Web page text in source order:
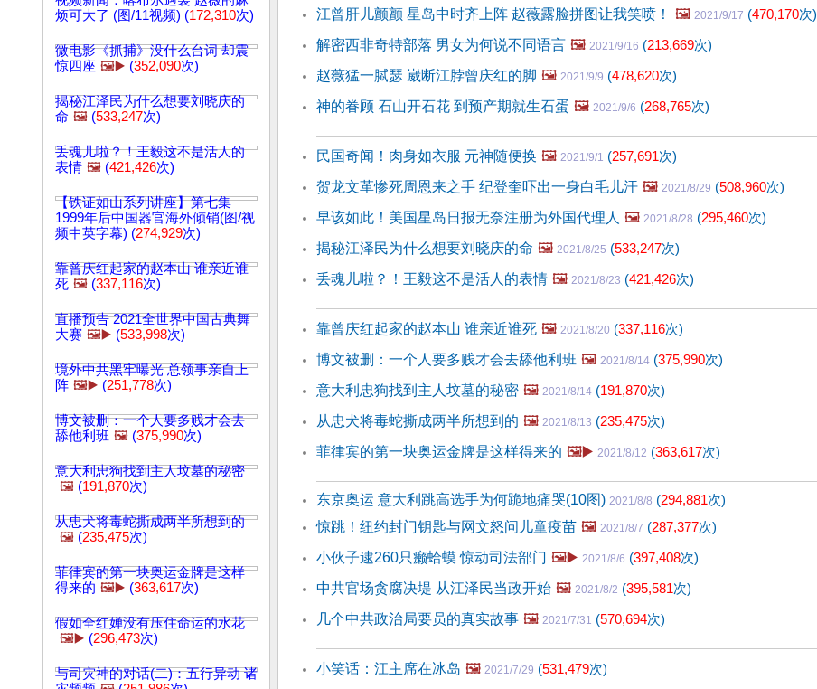
烦可大了 (图/11视频) (172,310次)
微电影《抓捕》没什么台词 却震
惊四座 🖼️▶️ (352,090次)
揭秘江泽民为什么想要刘晓庆的
命 🖼️ (533,247次)
丢魂儿啦？！王毅这不是活人的
表情 🖼️ (421,426次)
【铁证如山系列讲座】第七集
1999年后中国器官海外倾销(图/视
频中英字幕) (274,929次)
靠曾庆红起家的赵本山 谁亲近谁
死 🖼️ (337,116次)
直播预告 2021全世界中国古典舞
大赛 🖼️▶️ (533,998次)
境外中共黑牢曝光 总领事亲自上
阵 🖼️▶️ (251,778次)
博文被删：一个人要多贱才会去
舔他利班 🖼️ (375,990次)
意大利忠狗找到主人坟墓的秘密
🖼️ (191,870次)
从忠犬将毒蛇撕成两半所想到的
🖼️ (235,475次)
菲律宾的第一块奥运金牌是这样
得来的 🖼️▶️ (363,617次)
假如全红婵没有压住命运的水花
🖼️▶️ (296,473次)
与司灾神的对话(二)：五行异动 诸
江曾肝儿颤颤 星岛中时齐上阵 赵薇露脸拼图让我笑喷！
🖼️ 2021/9/17 (470,170次)
解密西非奇特部落 男女为何说不同语言 🖼️ 2021/9/16 (213,669次)
赵薇猛一脦瑟 崴断江脖曾庆红的脚 🖼️ 2021/9/9 (478,620次)
神的眷顾 石山开石花 到预产期就生石蛋 🖼️ 2021/9/6 (268,765次)
民国奇闻！肉身如衣服 元神随便换 🖼️ 2021/9/1 (257,691次)
贺龙文革惨死周恩来之手 纪登奎吓出一身白毛儿汗 🖼️ 2021/8/29 (508,960次)
早该如此！美国星岛日报无奈注册为外国代理人 🖼️ 2021/8/28 (295,460次)
揭秘江泽民为什么想要刘晓庆的命 🖼️ 2021/8/25 (533,247次)
丢魂儿啦？！王毅这不是活人的表情 🖼️ 2021/8/23 (421,426次)
靠曾庆红起家的赵本山 谁亲近谁死 🖼️ 2021/8/20 (337,116次)
博文被删：一个人要多贱才会去舔他利班 🖼️ 2021/8/14 (375,990次)
意大利忠狗找到主人坟墓的秘密 🖼️ 2021/8/14 (191,870次)
从忠犬将毒蛇撕成两半所想到的 🖼️ 2021/8/13 (235,475次)
菲律宾的第一块奥运金牌是这样得来的 🖼️▶️ 2021/8/12 (363,617次)
东京奥运 意大利跳高选手为何跪地痛哭(10图) 2021/8/8 (294,881次)
惊跳！纽约封门钥匙与网文怒问儿童疫苗 🖼️ 2021/8/7 (287,377次)
小伙子逮260只癞蛤蟆 惊动司法部门 🖼️▶️ 2021/8/6 (397,408次)
中共官场贪腐决堤 从江泽民当政开始 🖼️ 2021/8/2 (395,581次)
几个中共政治局要员的真实故事 🖼️ 2021/7/31 (570,694次)
小笑话：江主席在冰岛 🖼️ 2021/7/29 (531,479次)